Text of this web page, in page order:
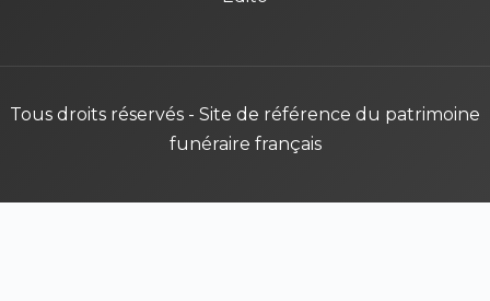
Tous droits réservés - Site de référence du patrimoine
funéraire français